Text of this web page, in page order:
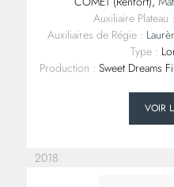
Auxiliaire Plateau :
Auxiliaires de Régie :
Type :
Production : Sweet Dreams
VOIR
2018